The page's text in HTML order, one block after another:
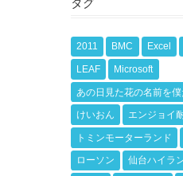
2011 BMC Excel
LEAF Microsoft
あの日見た花の名前を
けいおん エンジョイ
トミンモーターランド
ローソン 仙台ハイラ